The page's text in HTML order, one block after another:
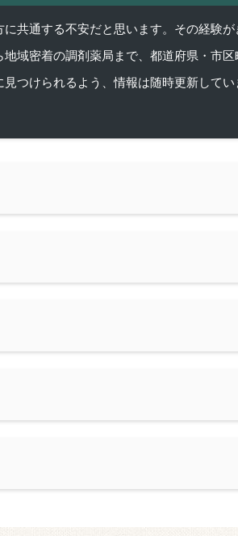
共通する不安だと思います。その経験
域密着の調剤薬局まで、都道府県・市
つけられるよう、情報は随時更新して